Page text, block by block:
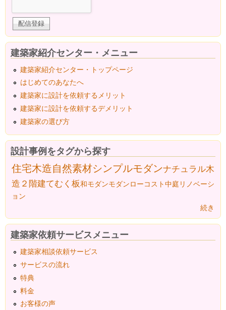
建築家紹介センター・メニュー
建築家紹介センター・トップページ
はじめてのあなたへ
建築家に設計を依頼するメリット
建築家に設計を依頼するデメリット
建築家の選び方
設計事例をタグから探す
住宅木造自然素材シンプルモダンナチュラル木
造２階建てむく板和モダンモダンローコスト中庭 リノベーシ
ョン
続き
建築家依頼サービスメニュー
建築家相談依頼サービス
サービスの流れ
特典
料金
お客様の声